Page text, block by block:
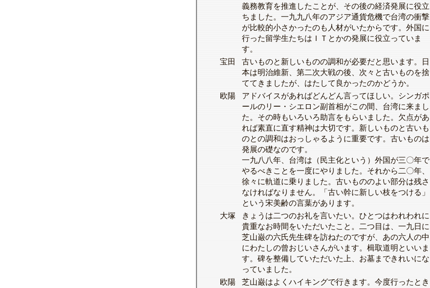
義務教育を推進したことが、その後の経済発展に役立
ちました。一九九八年のアジア通貨危機で台湾の衝撃
が比較的小さかったのも人材がいたからです。外国に
行った留学生たちはＩＴとかの発展に役立っていま
す。
宝田
古いものと新しいものの調和が必要だと思います。日
本は明治維新、第二次大戦の後、次々と古いものを捨
ててきましたが、はたして良かったのかどうか。
欧陽
アドバイスがあればどんどん言ってほしい。シンガポ
ールのリー・シエロン副首相がこの間、台湾に来まし
た。その時もいろいろ助言をもらいました。欠点があ
れば素直に直す精神は大切です。新しいものと古いも
のとの調和はおっしゃるように重要です。古いものは
発展の礎なのです。
一九八八年、台湾は（民主化という）外国が三〇年で
やるべきことを一度にやりました。それから二〇年、
徐々に軌道に乗りました。古いもののよい部分は残さ
なければなりません。「古い幹に新しい枝をつける」
という宋美齢の言葉があります。
大塚
きょうは二つのお礼を言いたい。ひとつはわれわれに
貴重なお時間をいただいたこと。二つ目は、一九日に
芝山巌の六氏先生碑を訪ねたのですが、あの六人の中
にわたしの曾おじいさんがいます。楫取道明といいま
す。碑を整備していただいた上、お墓まできれいにな
っていました。
欧陽
芝山巌はよくハイキングで行きます。今度行ったとき